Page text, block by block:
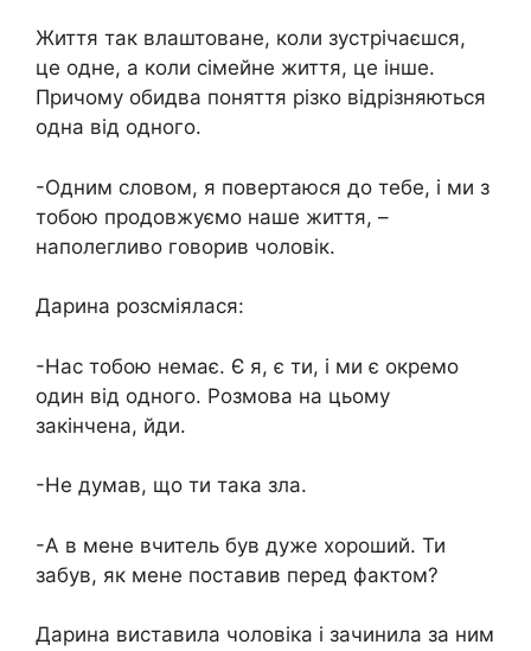
Життя так влаштоване, коли зустрічаєшся,
це одне, а коли сімейне життя, це інше.
Причому обидва поняття різко відрізняються
одна від одного.
-Одним словом, я повертаюся до тебе, і ми з
тобою продовжуємо наше життя, –
наполегливо говорив чоловік.
Дарина розсміялася:
-Нас тобою немає. Є я, є ти, і ми є окремо
один від одного. Розмова на цьому
закінчена, йди.
-Не думав, що ти така зла.
-А в мене вчитель був дуже хороший. Ти
забув, як мене поставив перед фактом?
Дарина виставила чоловіка і зачинила за ним